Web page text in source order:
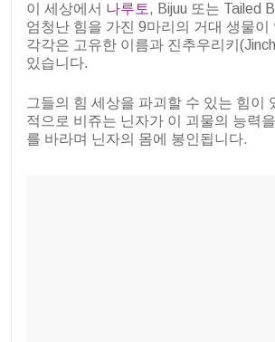
이 세상에서 나루토, Bijuu 또는 Tailed
엄청난 힘을 가진 9마리의 거대 생물이
각각은 고유한 이름과 진추우리키
있습니다.
그들의 힘 세상을 파괴할 수 있는 힘이
적으로 비쥬는 닌자가 이 괴물의 능력
를 바라며 닌자의 몸에 봉인됩니다.